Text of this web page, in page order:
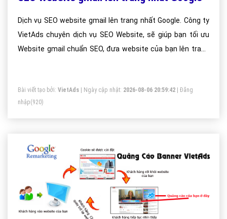
Dịch vụ SEO website gmail lên trang nhất Google. Công ty
VietAds chuyên dịch vụ SEO Website, sẽ giúp bạn tối ưu
Website gmail chuẩn SEO, đưa website của bạn lên trang
Bài viết tạo bởi: VietAds | Ngày cập nhật: 2026-08-06 20:59:42
Đăng
nhập(920)